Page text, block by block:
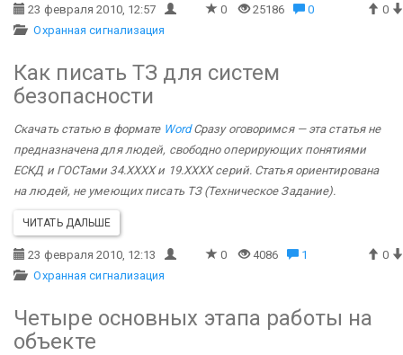
23 февраля 2010, 12:57 0 25186 0
0
Охранная сигнализация
Как писать ТЗ для систем
безопасности
Скачать статью в формате Word Сразу оговоримся — эта статья не
предназначена для людей, свободно оперирующих понятиями
ЕСКД и ГОСТами 34.ХХХХ и 19.ХХХХ серий. Статья ориентирована
на людей, не умеющих писать ТЗ (Техническое Задание).
ЧИТАТЬ ДАЛЬШЕ
23 февраля 2010, 12:13 0 4086 1
0
Охранная сигнализация
Четыре основных этапа работы на
объекте